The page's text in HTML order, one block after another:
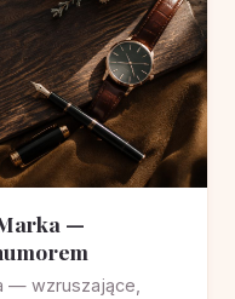
—
— wzruszające,